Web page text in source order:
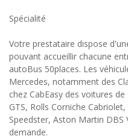
Spécialité
Votre prestataire dispose
pouvant accueillir chacune
autoBus 50places. Les
Mercedes, notamment des
chez CabEasy des voitures
GTS, Rolls Corniche
Speedster, Aston Martin
demande.